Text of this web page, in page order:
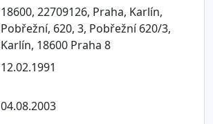
18600, 22709126, Praha, Karlín,
Pobřežní, 620, 3, Pobřežní 620/3,
Karlín, 18600 Praha 8
12.02.1991
04.08.2003